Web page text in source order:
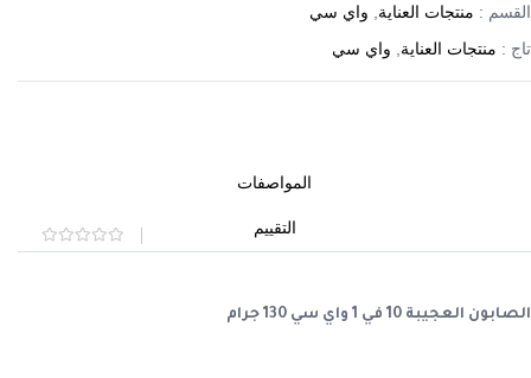
القسم : منتجات العناية
واي سي
تاج : منتجات العناية واي سي
المواصفات
التقييم
الصابون العجيبة 10 في 1 واي سي 130 جرام
Rated